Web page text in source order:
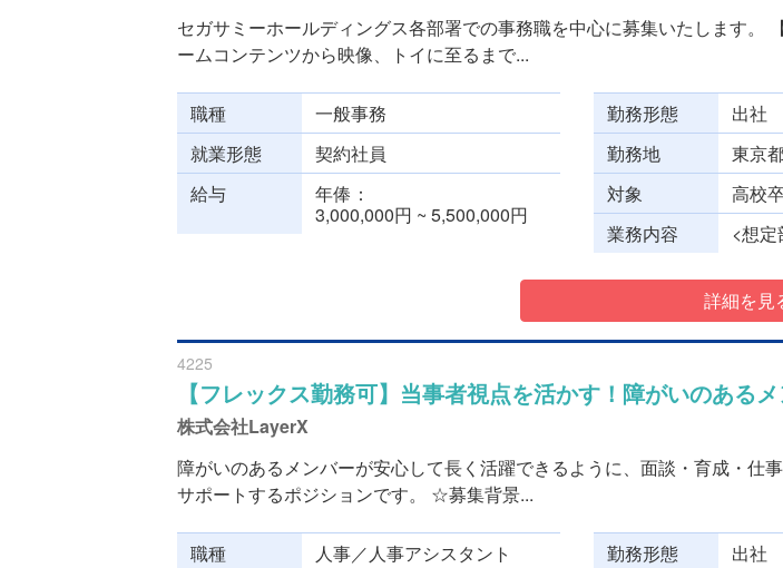
セガサミーホールディングス各部署での事務職を中心に募集いたします。
ームコンテンツから映像、トイに至るまで...
職種
一般事務
就業形態
契約社員
給与
年俸
3,000,000円 ~ 5,500,000円
勤務形態
出社
勤務地
東京
対象
高校
業務内容
<想
詳細を見
4225
【フレックス勤務可】当事者視点を活かす！障がいのある
株式会社LayerX
障がいのあるメンバーが安心して長く活躍できるように、面談・育成・仕
サポートするポジションです。 ☆募集背景...
職種
人事／人事アシスタント
勤務形態
出社